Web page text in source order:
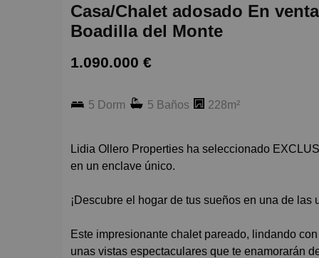
Casa/Chalet adosado En
Boadilla del Monte
1.090.000 €
5 Dorm 5 Baños 228m²
Lidia Ollero Properties ha seleccionado EXCLUSIVA vivienda prácticamente a estrenar y con grandes mejoras
en un enclave único.
¡Descubre el hogar de tus sueños en una de
Este impresionante chalet pareado, lindando
unas vistas espectaculares que te enamorarán